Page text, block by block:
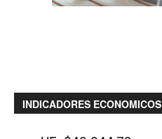
INDICADORES ECONOMICOS